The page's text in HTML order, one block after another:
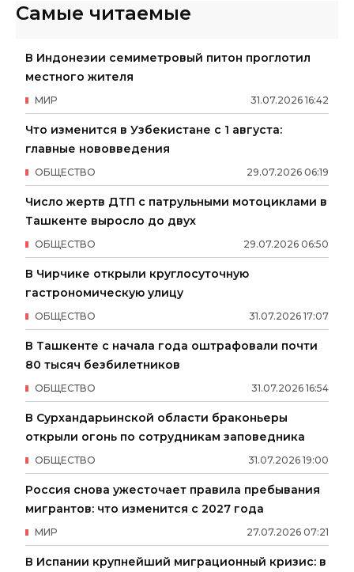
Самые читаемые
В Индонезии семиметровый питон проглотил
местного жителя
31.07.2026 16:42
МИР
Что изменится в Узбекистане с 1 августа:
главные нововведения
29.07.2026 06:19
ОБЩЕСТВО
Число жертв ДТП с патрульными мотоциклами в
Ташкенте выросло до двух
29.07.2026 06:50
ОБЩЕСТВО
В Чирчике открыли круглосуточную
гастрономическую улицу
31.07.2026 17:07
ОБЩЕСТВО
В Ташкенте с начала года оштрафовали почти
80 тысяч безбилетников
31.07.2026 16:54
ОБЩЕСТВО
В Сурхандарьинской области браконьеры
открыли огонь по сотрудникам заповедника
31.07.2026 19:00
ОБЩЕСТВО
Россия снова ужесточает правила пребывания
мигрантов: что изменится с 2027 года
27.07.2026 07:21
МИР
В Испании крупнейший миграционный кризис: в